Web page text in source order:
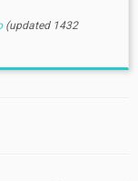
(updated 1432